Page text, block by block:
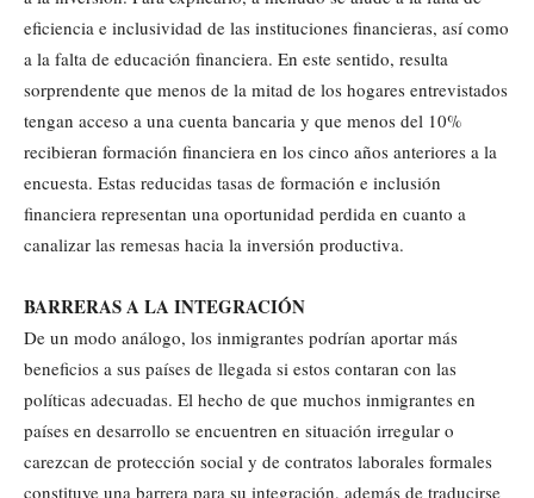
eficiencia e inclusividad de las instituciones financieras, así como
a la falta de educación financiera. En este sentido, resulta
sorprendente que menos de la mitad de los hogares entrevistados
tengan acceso a una cuenta bancaria y que menos del 10%
recibieran formación financiera en los cinco años anteriores a la
encuesta. Estas reducidas tasas de formación e inclusión
financiera representan una oportunidad perdida en cuanto a
canalizar las remesas hacia la inversión productiva.
BARRERAS A LA INTEGRACIÓN
De un modo análogo, los inmigrantes podrían aportar más
beneficios a sus países de llegada si estos contaran con las
políticas adecuadas. El hecho de que muchos inmigrantes en
países en desarrollo se encuentren en situación irregular o
carezcan de protección social y de contratos laborales formales
constituye una barrera para su integración, además de traducirse